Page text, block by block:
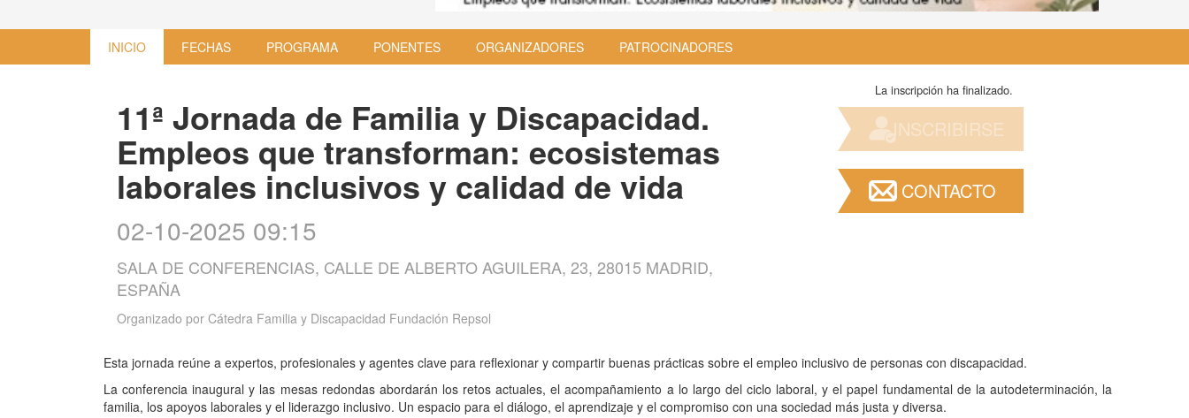
INICIO FECHAS PROGRAMA PONENTES ORGANIZADORES PATROCINADORES
11ª Jornada de Familia y Discapacidad.
Empleos que transforman: ecosistemas
laborales inclusivos y calidad de vida
02-10-2025 09:15
SALA DE CONFERENCIAS, CALLE DE ALBERTO AGUILERA, 23, 28015 MADRID,
ESPAÑA
Organizado por Cátedra Familia y Discapacidad Fundación Repsol
La inscripción ha finalizado.
INSCRIBIRSE
CONTACTO
Esta jornada reúne a expertos, profesionales y agentes clave para reflexionar y compartir buenas prácticas sobre el empleo inclusivo de personas con discapacidad.
La conferencia inaugural y las mesas redondas abordarán los retos actuales, el acompañamiento a lo largo del ciclo laboral, y el papel fundamental de la autodeterminación, la
familia, los apoyos laborales y el liderazgo inclusivo. Un espacio para el diálogo, el aprendizaje y el compromiso con una sociedad más justa y diversa.